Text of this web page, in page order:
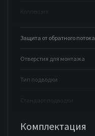
Защита от обратного потока
Отверстия для монтажа
Тип подводки
Комплектация